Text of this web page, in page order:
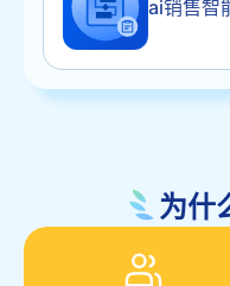
ai销售智
为什